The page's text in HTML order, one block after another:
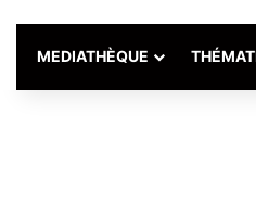
MEDIATHÈQUE